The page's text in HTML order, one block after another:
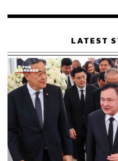
เรือนไทยที่ถูกซุกไว้
LATEST